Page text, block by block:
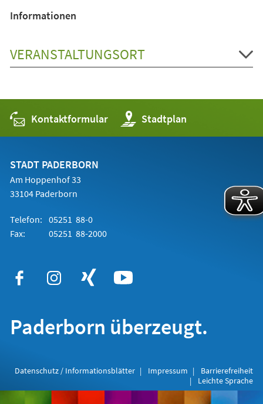
Informationen
VERANSTALTUNGSORT
Kontaktformular Stadtplan
(Öffnet
in
einem
STADT PADERBORN
Am Hoppenhof 33
33104 Paderborn
Telefon: 05251 88-0
Fax:
05251 88-2000
Paderborn überzeugt.
Datenschutz / Informationsblätter Impressum
Barrierefreiheit
Leichte Sprache